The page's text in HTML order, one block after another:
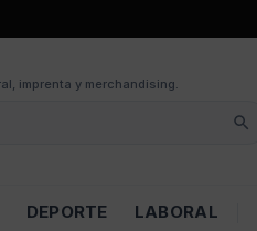
imprenta y merchandising.
DEPORTE LABORAL